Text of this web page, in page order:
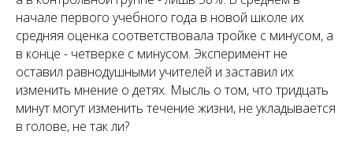
начале первого учебного года в новой школе их
средняя оценка соответствовала тройке с минусом, а
в конце - четверке с минусом. Эксперимент не
оставил равнодушными учителей и заставил их
изменить мнение о детях. Мысль о том, что тридцать
минут могут изменить течение жизни, не укладывается
в голове, не так ли?